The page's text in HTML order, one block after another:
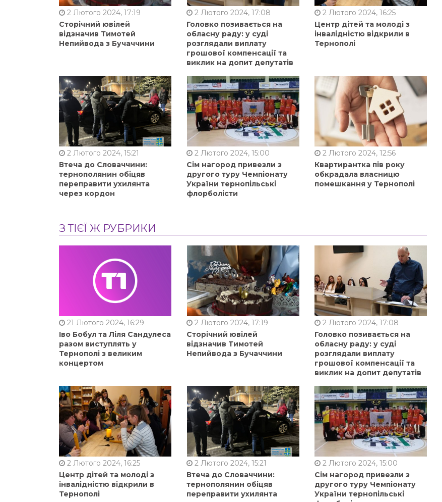
2 Лютого 2024, 17:19
Сторічний ювілей
відзначив Тимотей
Непийвода з Бучаччини
2 Лютого 2024, 17:08
Головко позивається на
обласну раду: у суді
розглядали виплату
грошової компенсації та
виклик на допит депутатів
2 Лютого 2024, 16:25
Центр дітей та молоді з
інвалідністю відкрили в
Тернополі
2 Лютого 2024, 15:21
Втеча до Словаччини:
тернополянин обіцяв
переправити ухилянта
через кордон
2 Лютого 2024, 15:00
Сім нагород привезли з
другого туру Чемпіонату
України тернопільські
флорболісти
2 Лютого 2024, 12:56
Квартирантка пів року
обкрадала власницю
помешкання у Тернополі
З ТІЄЇ Ж РУБРИКИ
21 Лютого 2024, 16:29
Іво Бобул та Ліля Сандулеса
разом виступлять у
Тернополі з великим
концертом
2 Лютого 2024, 17:19
Сторічний ювілей
відзначив Тимотей
Непийвода з Бучаччини
2 Лютого 2024, 17:08
Головко позивається на
обласну раду: у суді
розглядали виплату
грошової компенсації та
виклик на допит депутатів
2 Лютого 2024, 16:25
Центр дітей та молоді з
інвалідністю відкрили в
Тернополі
2 Лютого 2024, 15:21
Втеча до Словаччини:
тернополянин обіцяв
переправити ухилянта
2 Лютого 2024, 15:00
Сім нагород привезли з
другого туру Чемпіонату
України тернопільські